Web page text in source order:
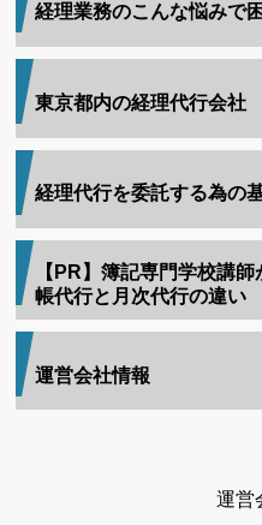
経理業務のこんな悩みで
東京都内の経理代行会社
経理代行を委託する為の
【PR】簿記専門学校講
帳代行と月次代行の違い
運営会社情報
運営